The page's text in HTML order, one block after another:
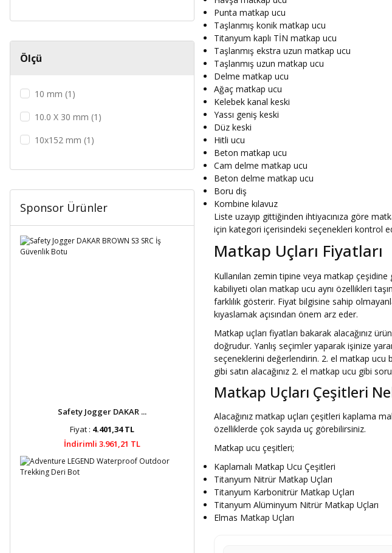
0.7 mm (1)
1.3 mm (2)
1''3/4 (1)
Ölçü
10 mm (1)
10.0 X 30 mm (1)
10x152 mm (1)
11.0 X 30 mm (1)
12.0 X 30 mm (1)
20x89 mm (1)
25x152 mm (1)
25x70 mm (1)
Sponsor Ürünler
Safety Jogger DAKAR ...
Fiyat : 4.401,34 TL
İndirimli 3.961,21 TL
Punta matkap ucu
Taşlanmış konik matkap ucu
Titanyum kaplı TİN matkap ucu
Taşlanmış ekstra uzun matkap ucu
Taşlanmış uzun matkap ucu
Delme matkap ucu
Ağaç matkap ucu
Kelebek kanal keski
Yassı geniş keski
Düz keski
Hitli ucu
Beton matkap ucu
Cam delme matkap ucu
Beton delme matkap ucu
Boru diş
Kombine kılavuz
Liste uzayıp gittiğinden ihtiyacınıza göre
için kategori içerisindeki seçenekleri kontrol
Matkap Uçları Fiyatları
Kullanılan zemin tipine veya matkap çeşidine
kabiliyeti olan matkap ucu aynı özellikleri
farklılık gösterir. Fiyat bilgisine sahip
kıyaslamak açısından önem arz eder.
Matkap uçları fiyatları bakarak alacağınız
doğrudur. Yanlış seçimler yaparak işinize
seçeneklerini değerlendirin. 2. el matkap ucu
gibi satın alacağınız 2. el matkap ucu gibi
Matkap Uçları Çeşitleri
Alacağınız matkap uçları çeşitleri kaplama
özelliklerde çok sayıda uç görebilirsiniz.
Matkap ucu çeşitleri;
Kaplamalı Matkap Ucu Çeşitleri
Titanyum Nitrür Matkap Uçları
Titanyum Karbonitrür Matkap Uçları
Titanyum Alüminyum Nitrür Matkap Uçları
Elmas Matkap Uçları